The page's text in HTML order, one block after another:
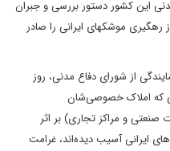
این کشور دستور بررسی و جبران
موشکهای ایرانی را صادر
از شورای دفاع مدنی، روز
که املاک خصوصی‌شان
و مراکز تجاری) بر اثر
ایرانی آسیب دیده‌اند، غرامت